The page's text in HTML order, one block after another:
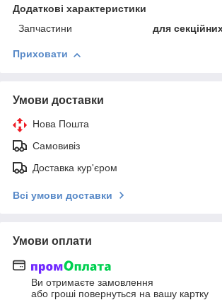
Додаткові характеристики
Запчастини
для
Приховати
Умови доставки
Нова Пошта
Самовивіз
Доставка кур'єром
Всі умови доставки
Умови оплати
Ви отримаєте замовлення
або гроші повернуться на вашу картку